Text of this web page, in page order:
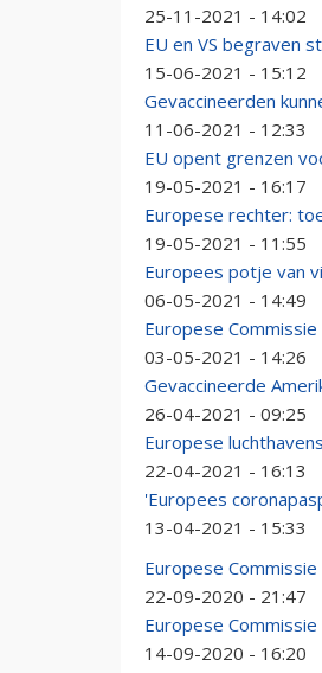
25-11-2021 - 14:02
EU en VS begraven
15-06-2021 - 15:12
Gevaccineerden
11-06-2021 - 12:33
EU opent grenzen
19-05-2021 - 16:17
Europese rechter:
19-05-2021 - 11:55
Europees potje van
06-05-2021 - 14:49
Europese
03-05-2021 - 14:26
Gevaccineerde
26-04-2021 - 09:25
Europese
22-04-2021 - 16:13
'Europees
13-04-2021 - 15:33
Europese
22-09-2020 - 21:47
Europese
14-09-2020 - 16:20